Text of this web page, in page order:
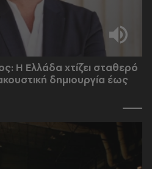
Η Ελλάδα χτίζει σταθερό
δημιουργία έως